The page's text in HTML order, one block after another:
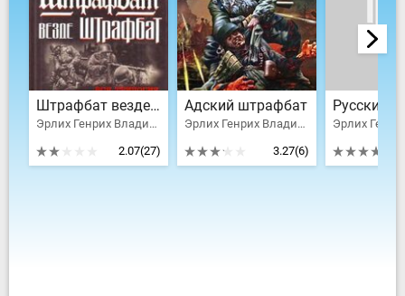
Штрафбат везде штрафбат. Вся трилогия о русском штрафнике Вермахта
Эрлих Генрих Владимирович
2.07(27)
Адский штрафбат
Эрлих Генрих Владимирович
3.27(6)